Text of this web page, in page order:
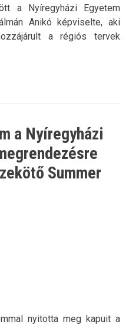
a Nyíregyházi Egyetem
Anikó képviselte, aki
a régiós tervek
a Nyíregyházi
Summer
nyitotta meg kapuit a